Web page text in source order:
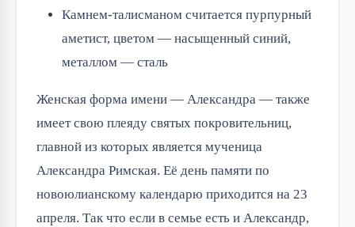
Камнем-талисманом считается пурпурный
аметист, цветом — насыщенный синий,
металлом — сталь
Женская форма имени — Александра — также
имеет свою плеяду святых покровительниц,
главной из которых является мученица
Александра Римская. Её день памяти по
новоюлианскому календарю приходится на 23
апреля. Так что если в семье есть и Александр,